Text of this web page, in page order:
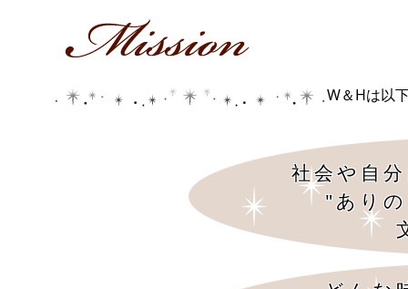
W＆Hは以
社会や自
"あり